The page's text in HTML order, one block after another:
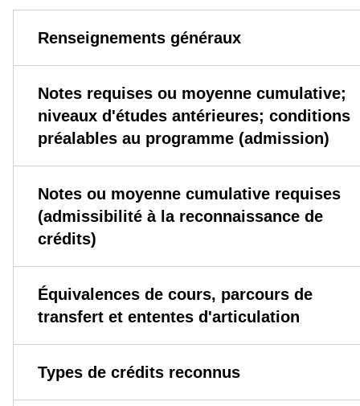
Renseignements généraux
Notes requises ou moyenne cumulative;
niveaux d'études antérieures; conditions
préalables au programme (admission)
Notes ou moyenne cumulative requises
(admissibilité à la reconnaissance de
crédits)
Équivalences de cours, parcours de
transfert et ententes d'articulation
Types de crédits reconnus